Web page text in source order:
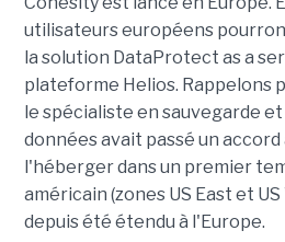
utilisateurs européens
la solution DataProtect as a
plateforme Helios. Rappelons
le spécialiste en sauvegarde
données avait passé un accord
l'héberger dans un premier
américain (zones US East et
depuis été étendu à l'Europe.